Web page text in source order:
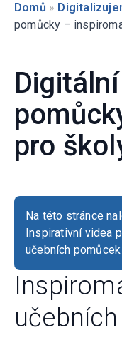
Domů »
pomůcky –
pro
Na této stránce
Inspirativní videa
učebních pomůcek